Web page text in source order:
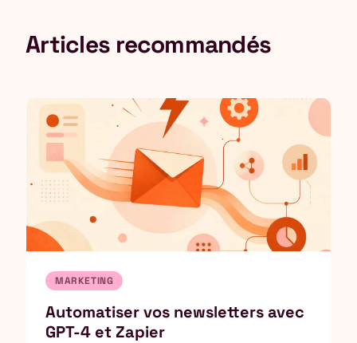
Articles recommandés
MARKETING
Automatiser vos newsletters avec
GPT-4 et Zapier